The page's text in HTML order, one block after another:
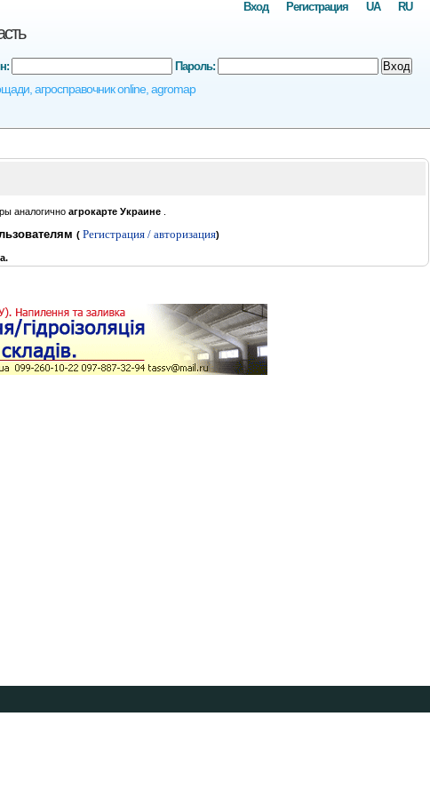
агросправочник online, agromap
RU
UA
Регистрация
Вход
Пароль: Вход
аналогично агрокарте Украине
( Регистрация / авторизация)